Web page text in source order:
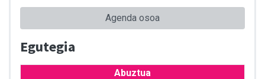
Agenda osoa
Egutegia
Abuztua